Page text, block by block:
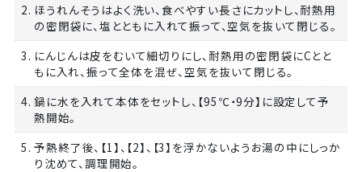
2. ほうれんそうはよく洗い、食べやすい長さにカットし、耐熱用
の密閉袋に、塩とともに入れて振って、空気を抜いて閉じる。
3. にんじんは皮をむいて細切りにし、耐熱用の密閉袋にCとと
もに入れ、振って全体を混ぜ、空気を抜いて閉じる。
4. 鍋に水を入れて本体をセットし、【95℃・9分】に設定して予
熱開始。
5. 予熱終了後、【1】、【2】、【3】を浮かないようお湯の中にしっか
り沈めて、調理開始。